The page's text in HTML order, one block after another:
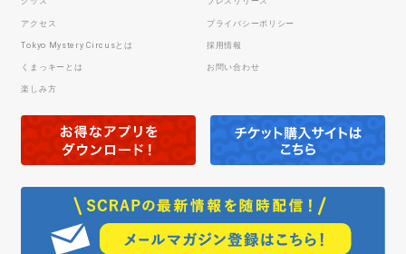
アクセス
Tokyo Mystery Circusとは
くまっキーとは
楽しみ方
プライバシーポリシー
採用情報
お問い合わせ